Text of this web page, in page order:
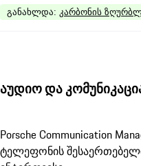
განახლდა: კარბონის
აუდიო და
Porsche Communication
ტელეფონის